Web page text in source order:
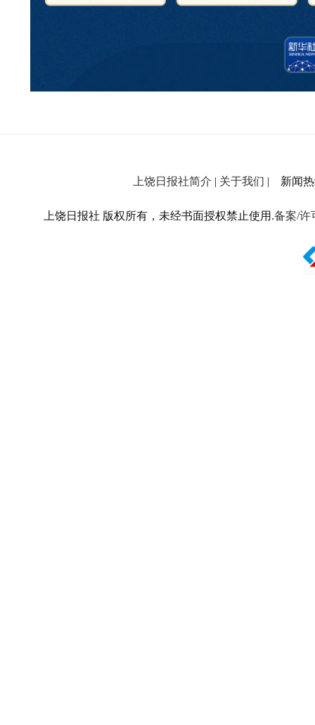
上饶日报社简介 | 关于我们 | 新闻热
上饶日报社 版权所有，未经书面授权禁止使用.备案/许